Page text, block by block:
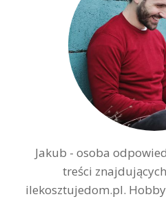
Jakub - osoba
treści
ilekosztujedom.pl.